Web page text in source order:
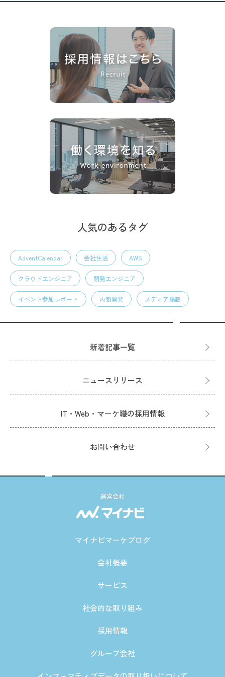
人気のあるタグ
AdventCalendar 会社生活 AWS
クラウドエンジニア 開発エンジニア
イベント参加レポート 内製開発 メディア掲載
新着記事一覧
ニュースリリース
IT・Web・マーケ職の採用情報
お問い合わせ
運営会社
マイナビマーケブログ
会社概要
サービス
社会的な取り組み
採用情報
グループ会社